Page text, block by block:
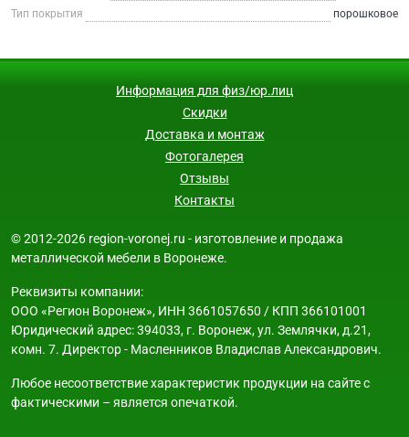
Тип покрытия
порошковое
Информация для физ/юр.лиц
Скидки
Доставка и монтаж
Фотогалерея
Отзывы
Контакты
© 2012-2026 region-voronej.ru - изготовление и продажа
металлической мебели в Воронеже.
Реквизиты компании:
ООО «Регион Воронеж», ИНН 3661057650 / КПП 366101001
Юридический адрес: 394033, г. Воронеж, ул. Землячки, д.21,
комн. 7. Директор - Масленников Владислав Александрович.
Любое несоответствие характеристик продукции на сайте с
фактическими – является опечаткой.